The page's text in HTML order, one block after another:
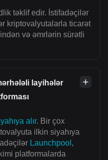
təklif edir. İstifadəçilər
kriptovalyutalarla ticarət
və əmrlərin sürətli
layihələr
alır. Bir çox
ilkin siyahıya
Launchpool ,
kimi platformalarda